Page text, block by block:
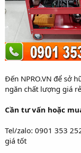
Đến NPRO.VN để sở
ngăn chất lượng giá rẻ
Cần tư vấn hoặc
Tel/zalo: 0901 353
giá tốt